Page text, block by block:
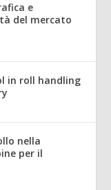
e
del mercato
in roll handling
nella
per il